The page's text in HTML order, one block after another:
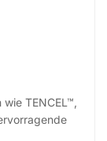
TENCEL™,